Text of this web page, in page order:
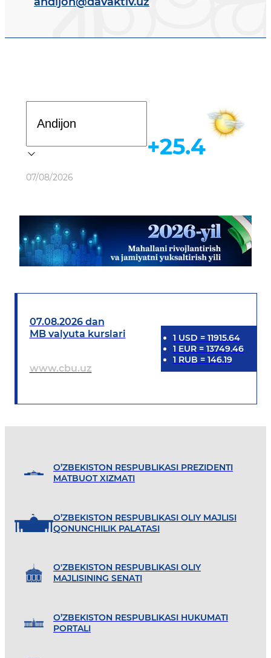
Ob-havo
07/08/2026
+25.4
07.08.2026 dan
MB valyuta kurslari
www.cbu.uz
1 USD = 11915.64
1 EUR= 13749.46
1 RUB = 146.19
O’ZBEKISTON RESPUBLIKASI PREZIDENTI
MATBUOT XIZMATI
O’ZBEKISTON RESPUBLIKASI OLIY MAJLISI
QONUNCHILIK PALATASI
O'ZBEKISTON RESPUBLIKASI OLIY
MAJLISINING SENATI
O’ZBEKISTON RESPUBLIKASI HUKUMATI
PORTALI